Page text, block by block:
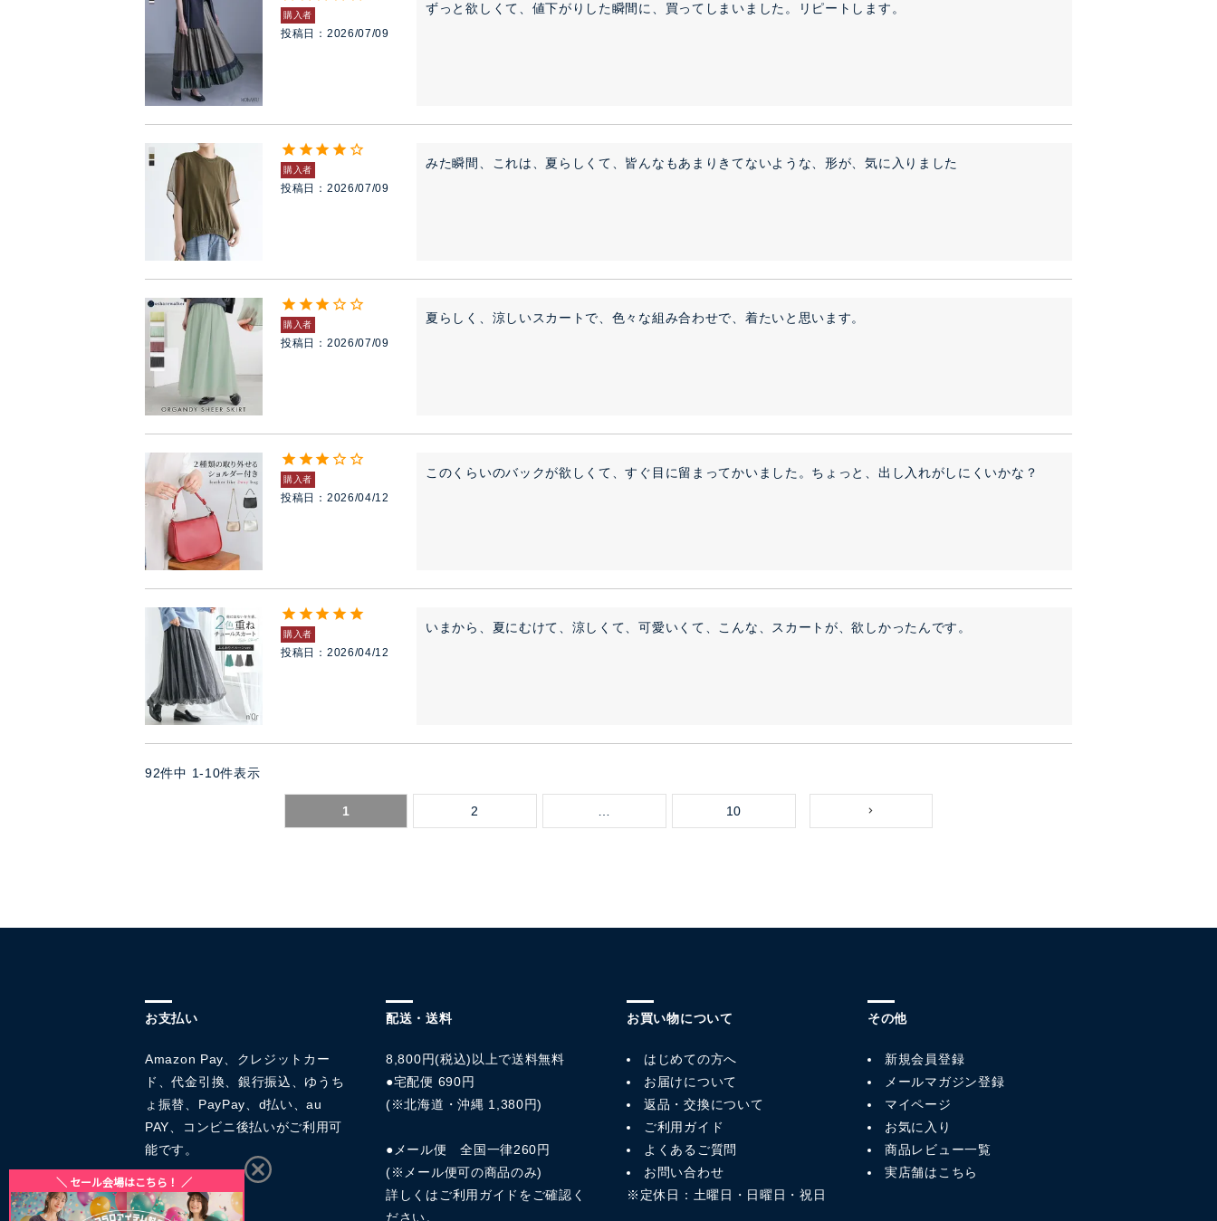
購入者
投稿日 2026/07/09
ずっと欲しくて、値下がりした瞬間に、買ってしまいました。リピートします。
購入者
投稿日 2026/07/09
みた瞬間、これは、夏らしくて、皆んなもあまりきてないような、形が、気に入りました
購入者
投稿日 2026/07/09
夏らしく、涼しいスカートで、色々な組み合わせで、着たいと思います。
購入者
投稿日 2026/04/12
このくらいのバックが欲しくて、すぐ目に留まってかいました。ちょっと、出し入れがしにくいかな？
購入者
投稿日 2026/04/12
いまから、夏にむけて、涼しくて、可愛いくて、こんな、スカートが、欲しかったんです。
92件中 1-10件表示
1 2 10
お支払い
Amazon Pay、クレジットカー
ド、代金引換、銀行振込、ゆうち
ょ振替、PayPay、d払い、au
PAY、コンビニ後払いがご利用可
能です。
配送・送料
8,800円(税込)以上で送料無料
●宅配便 690円
(※北海道・沖縄 1,380円)
●メール便 全国一律260円
(※メール便可の商品のみ)
詳しくは ご利用ガイド をご確認く
ださい。
お買い物について
はじめての方へ
お届けについて
返品・交換について
ご利用ガイド
よくあるご質問
お問い合わせ
※定休日：土曜日・日曜日・祝日
その他
新規会員登録
メールマガジン登録
マイページ
お気に入り
商品レビュー一覧
実店舗はこちら